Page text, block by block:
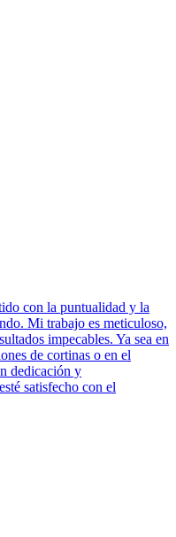
con la puntualidad y la
Mi trabajo es meticuloso,
impecables. Ya sea en
de cortinas o en el
dedicación y
satisfecho con el